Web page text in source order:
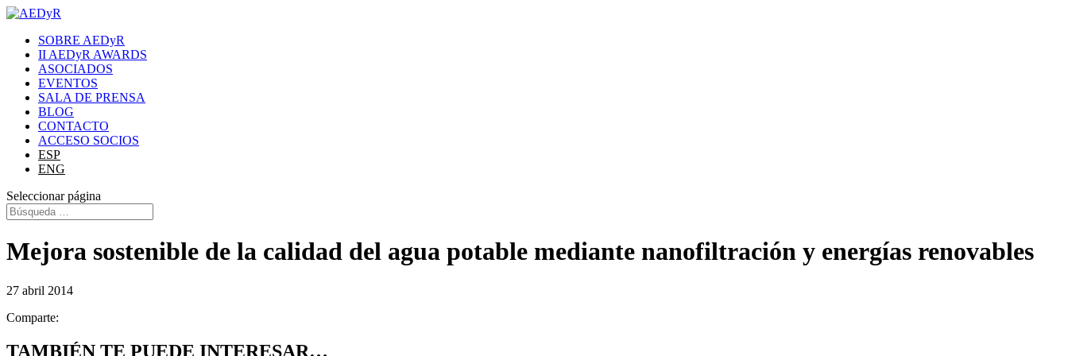
SOBRE AEDyR
II AEDyR AWARDS
ASOCIADOS
EVENTOS
SALA DE PRENSA
BLOG
CONTACTO
ACCESO SOCIOS
ESP
ENG
Seleccionar página
Mejora sostenible de la calidad del agua potable mediante nanofiltración y energías renovables
27 abril 2014
Comparte:
TAMBIÉN TE PUEDE INTERESAR…